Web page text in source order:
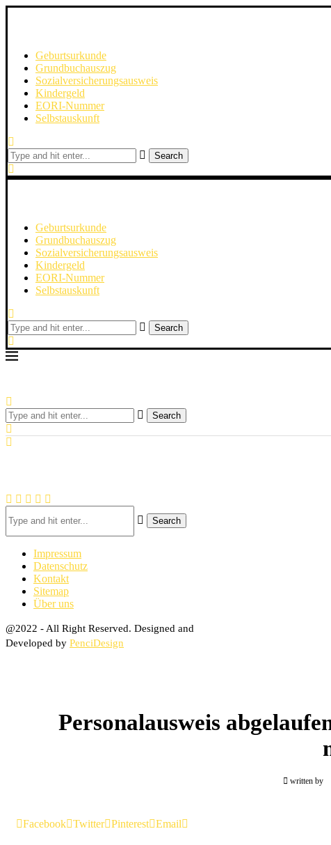
Geburtsurkunde
Grundbuchauszug
Sozialversicherungsausweis
Kindergeld
EORI-Nummer
Selbstauskunft
Search
Geburtsurkunde
Grundbuchauszug
Sozialversicherungsausweis
Kindergeld
EORI-Nummer
Selbstauskunft
Search
Search
Search
Impressum
Datenschutz
Kontakt
Sitemap
Über uns
@2022 - All Right Reserved. Designed and
Developed by PenciDesign
Personalausweis
written by
Facebook Twitter Pinterest Email